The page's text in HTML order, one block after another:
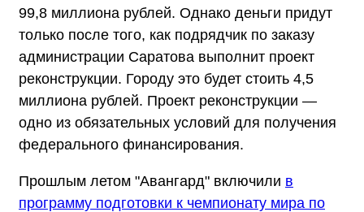
99,8 миллиона рублей. Однако деньги придут
только после того, как подрядчик по заказу
администрации Саратова выполнит проект
реконструкции. Городу это будет стоить 4,5
миллиона рублей. Проект реконструкции —
одно из обязательных условий для получения
федерального финансирования.
Прошлым летом "Авангард" включили в
программу подготовки к чемпионату мира по